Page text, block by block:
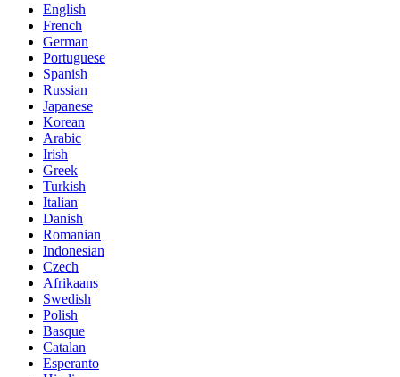
English
French
German
Portuguese
Spanish
Russian
Japanese
Korean
Arabic
Irish
Greek
Turkish
Italian
Danish
Romanian
Indonesian
Czech
Afrikaans
Swedish
Polish
Basque
Catalan
Esperanto